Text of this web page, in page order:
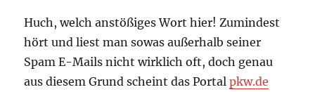
Huch, welch anstößiges Wort hier! Zumindest
hört und liest man sowas außerhalb seiner
Spam E-Mails nicht wirklich oft, doch genau
aus diesem Grund scheint das Portalpkw.de